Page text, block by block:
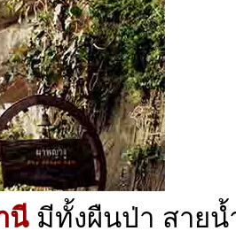
นีมีทั้งผืนป่า สายน้